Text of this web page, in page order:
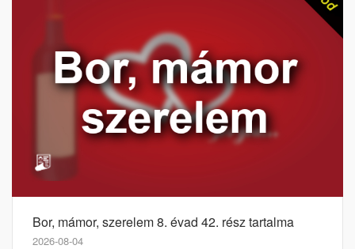
Bor, mámor, szerelem 8. évad 42. rész tartalma
2026-08-04